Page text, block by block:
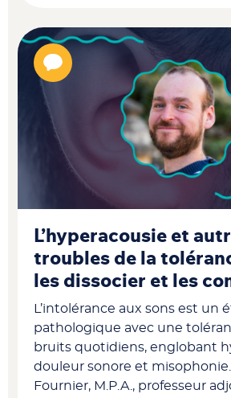
L’hyperacousie et
troubles de la
les dissocier et les
L’intolérance aux sons est un
pathologique avec une
bruits quotidiens, englobant
douleur sonore et
Fournier, M.P.A., professeur